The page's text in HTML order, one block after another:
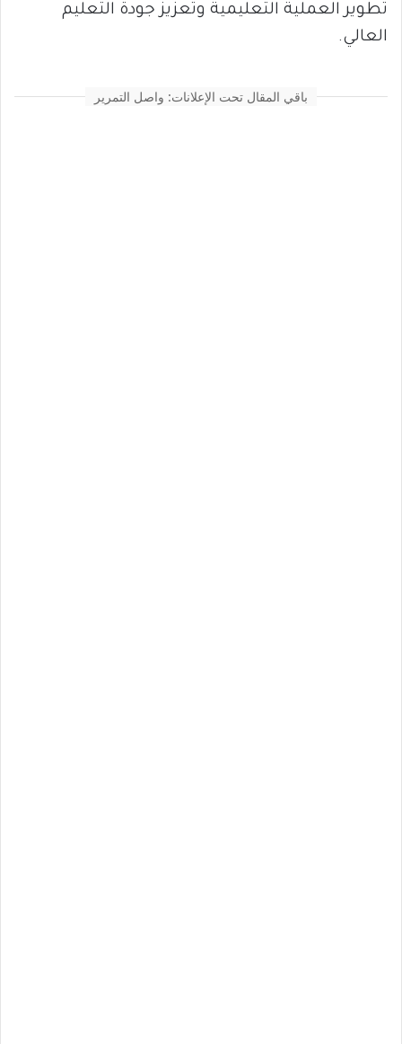
تطوير العملية التعليمية وتعزيز جودة التعليم
العالي.
باقي المقال تحت الإعلانات: واصل التمرير